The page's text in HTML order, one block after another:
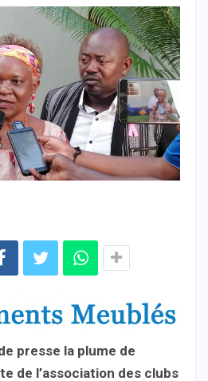
presse la plume de
de l’association des clubs